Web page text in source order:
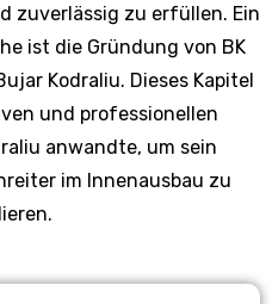
zuverlässig zu erfüllen. Ein
ist die Gründung von BK
Kodraliu. Dieses Kapitel
und professionellen
anwandte, um sein
im Innenausbau zu